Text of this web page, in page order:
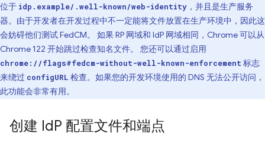
位于 idp.example/.well-known/web-identity ，并且是生产服务
器。由于开发者在开发过程中不一定能将文件放置在生产环境中，因此这
会妨碍他们测试 FedCM。 如果 RP 网域和 IdP 网域相同，Chrome 可以从
Chrome 122 开始跳过检查知名文件。 您还可以通过启用
chrome://flags#fedcm-without-well-known-enforcement 标志
来绕过 configURL 检查。如果您的开发环境使用的 DNS 无法公开访问，
此功能会非常有用。
创建 IdP 配置文件和端点